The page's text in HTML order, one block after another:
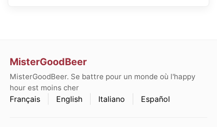
MisterGoodBeer
MisterGoodBeer. Se battre pour un monde où l'happy
hour est moins cher
Français English Italiano Español